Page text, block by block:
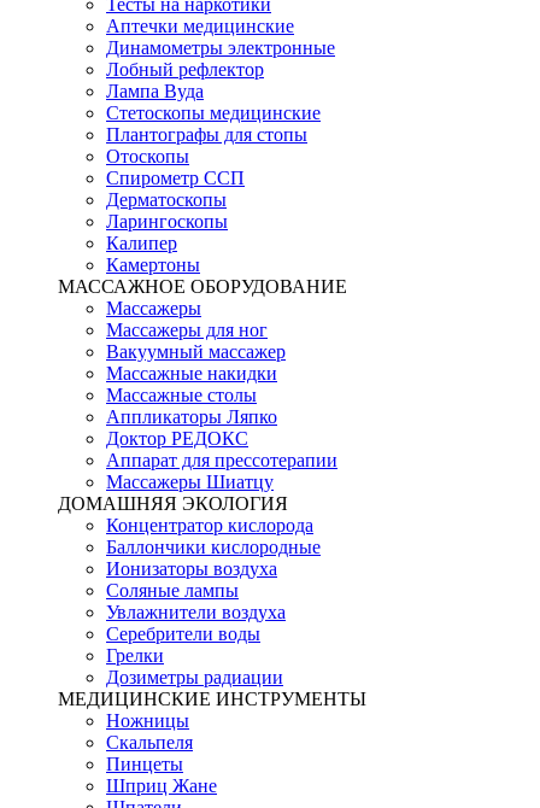
Тесты на наркотики
Аптечки медицинские
Динамометры электронные
Лобный рефлектор
Лампа Вуда
Стетоскопы медицинские
Плантографы для стопы
Отоскопы
Спирометр ССП
Дерматоскопы
Ларингоскопы
Калипер
Камертоны
МАССАЖНОЕ ОБОРУДОВАНИЕ
Массажеры
Массажеры для ног
Вакуумный массажер
Массажные накидки
Массажные столы
Аппликаторы Ляпко
Доктор РЕДОКС
Аппарат для прессотерапии
Массажеры Шиатцу
ДОМАШНЯЯ ЭКОЛОГИЯ
Концентратор кислорода
Баллончики кислородные
Ионизаторы воздуха
Соляные лампы
Увлажнители воздуха
Серебрители воды
Грелки
Дозиметры радиации
МЕДИЦИНСКИЕ ИНСТРУМЕНТЫ
Ножницы
Скальпеля
Пинцеты
Шприц Жане